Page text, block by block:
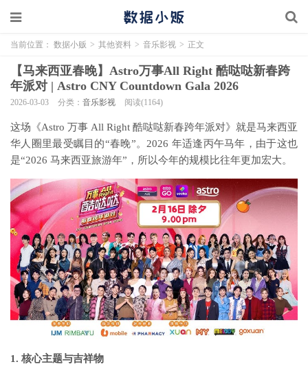
当前位置： 数据小贩 > 其他资料 > 音乐影视 > 正文
【马来西亚春晚】Astro万事All Right 酷哒哒新春跨
年派对 | Astro CNY Countdown Gala 2026
2026-03-03 分类： 音乐影视 阅读(1164)
这场《Astro 万事 All Right 酷哒哒新春跨年派对》就是马来西亚
华人圈里最受瞩目的“春晚”。2026 年适逢丙午马年，由于这也
是“2026 马来西亚旅游年”，所以今年的规模比往年更加宏大。
1. 核心主题与吉祥物